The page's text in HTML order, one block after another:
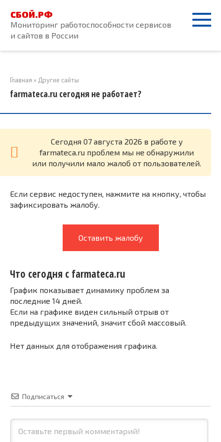
контенту
СБОЙ.РФ
Мониторинг работоспособности сервисов
и сайтов в России
Главная » Другие сайты
farmateca.ru сегодня не работает?
Cегодня 07 августа 2026 в работе у
farmateca.ru проблем мы не обнаружили
или получили мало жалоб от пользователей.
Если сервис недоступен, нажмите на кнопку, чтобы
зафиксировать жалобу.
Оставить жалобу
Что сегодня с farmateca.ru
График показывает динамику проблем за
последние 14 дней.
Если на графике виден сильный отрыв от
предыдущих значений, значит сбой массовый.
Нет данных для отображения графика.
Подписаться